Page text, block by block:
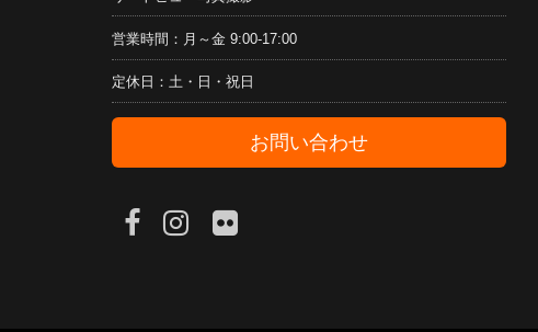
営業時間：月～金 9:00-17:00
定休日：土・日・祝日
お問い合わせ